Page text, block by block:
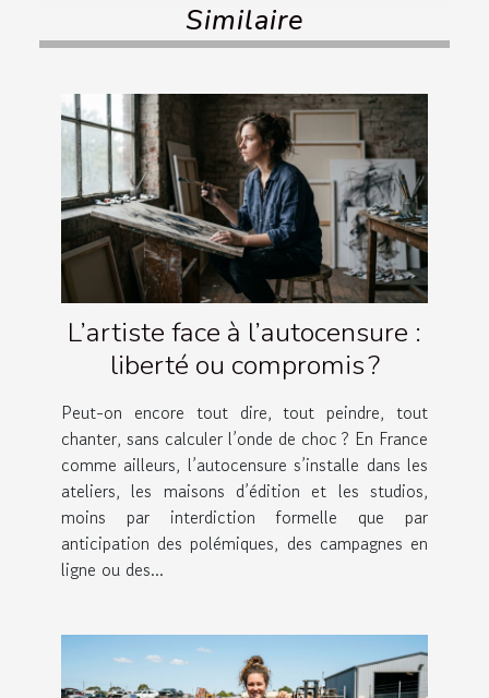
Similaire
L’artiste face à l’autocensure :
liberté ou compromis ?
Peut-on encore tout dire, tout peindre, tout
chanter, sans calculer l’onde de choc ? En France
comme ailleurs, l’autocensure s’installe dans les
ateliers, les maisons d’édition et les studios,
moins par interdiction formelle que par
anticipation des polémiques, des campagnes en
ligne ou des...